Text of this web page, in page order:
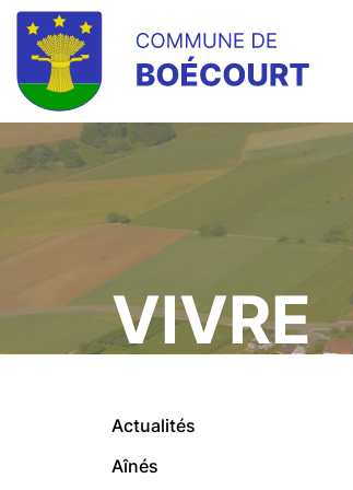
VIVRE
Actualités
Aînés